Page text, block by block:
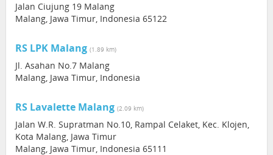
Jalan Ciujung 19 Malang
Malang, Jawa Timur, Indonesia 65122
RS LPK Malang (1.89 km)
Jl. Asahan No.7 Malang
Malang, Jawa Timur, Indonesia
RS Lavalette Malang (2.09 km)
Jalan W.R. Supratman No.10, Rampal Celaket, Kec. Klojen,
Kota Malang, Jawa Timur
Malang, Jawa Timur, Indonesia 65111